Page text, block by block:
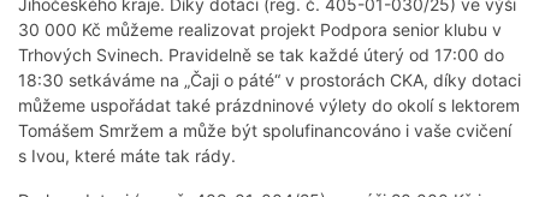
Jihočeského kraje. Díky dotaci (reg. č. 405-01-030/25) ve výši
30 000 Kč můžeme realizovat projekt Podpora senior klubu v
Trhových Svinech. Pravidelně se tak každé úterý od 17:00 do
18:30 setkáváme na „Čaji o páté“ v prostorách CKA, díky dotaci
můžeme uspořádat také prázdninové výlety do okolí s lektorem
Tomášem Smržem a může být spolufinancováno i vaše cvičení
s Ivou, které máte tak rády.